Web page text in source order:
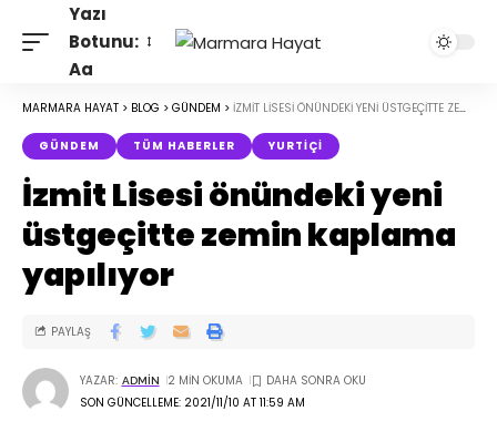
Yazı
Botunu:
Aa
MARMARA HAYAT > BLOG > GÜNDEM > İZMIT LISESI ÖNÜNDEKI YENI ÜSTGEÇITTE ZEMIN KAPLAMA YAPILIYOR
GÜNDEM TÜM HABERLER YURTIÇI
İzmit Lisesi önündeki yeni
üstgeçitte zemin kaplama
yapılıyor
SON GÜNCELLEME: 2021/11/10 AT 11:59 AM
YAZAR: ADMIN 2 MIN OKUMA
PAYLAŞ